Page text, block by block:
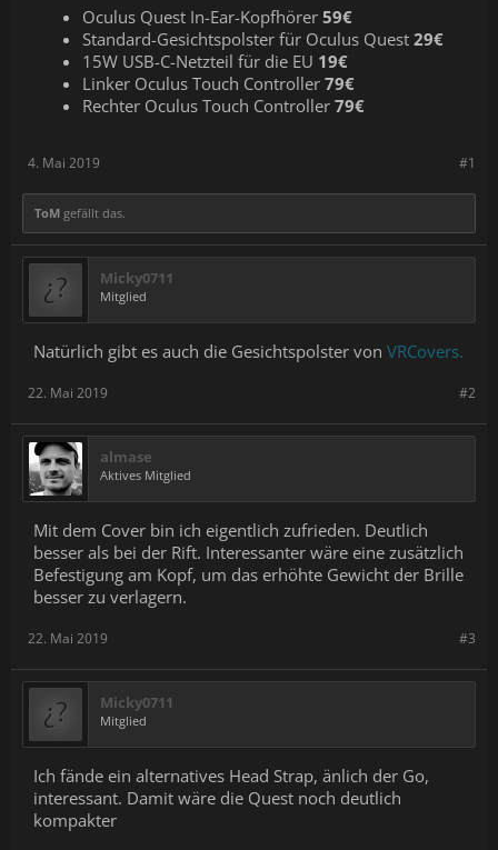
Oculus Quest In-Ear-Kopfhörer 59€
Standard-Gesichtspolster für Oculus Quest 29€
15W USB-C-Netzteil für die EU 19€
Linker Oculus Touch Controller 79€
Rechter Oculus Touch Controller 79€
#1
4. Mai 2019
ToM gefällt das.
Micky0711
Mitglied
Natürlich gibt es auch die Gesichtspolster von VRCovers.
#2
22. Mai 2019
almase
Aktives Mitglied
Mit dem Cover bin ich eigentlich zufrieden. Deutlich
besser als bei der Rift. Interessanter wäre eine zusätzlich
Befestigung am Kopf, um das erhöhte Gewicht der Brille
besser zu verlagern.
#3
22. Mai 2019
Micky0711
Mitglied
Ich fände ein alternatives Head Strap, änlich der Go,
interessant. Damit wäre die Quest noch deutlich
kompakter